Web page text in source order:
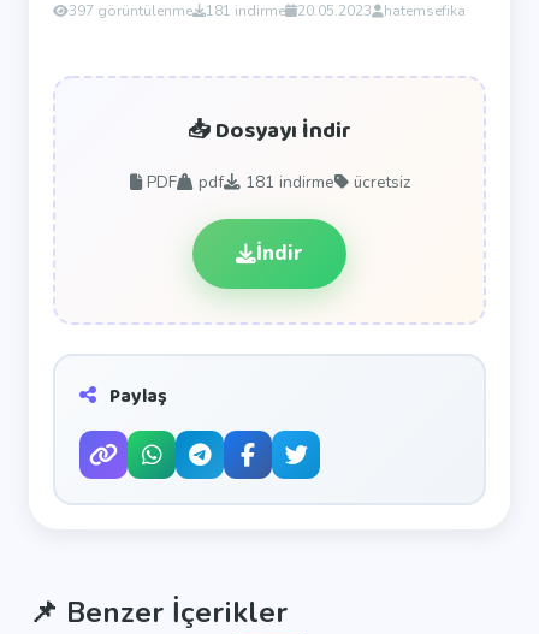
397 görüntülenme 181 indirme 20.05.2023 hatemsefika
📥 Dosyayı İndir
PDF pdf 181 indirme ücretsiz
İndir
Paylaş
📌 Benzer İçerikler